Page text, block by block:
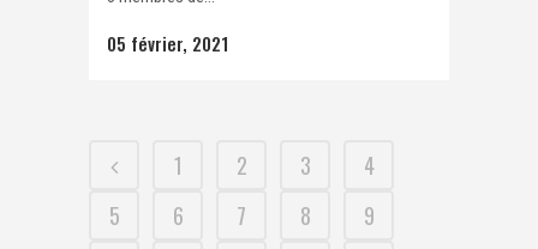
05 février, 2021
1 2 3
4
5
6 7 8
9